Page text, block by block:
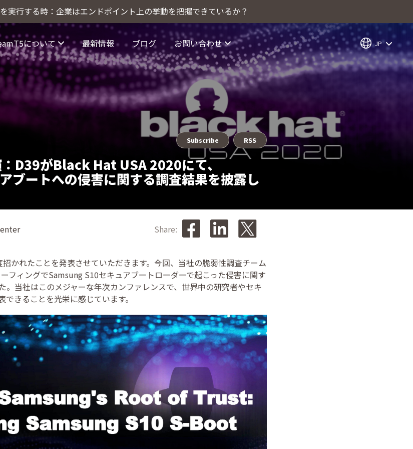
実行する時：企業はエンドポイント上の挙動を把握できているか？
について 最新情報 ブログ お問い合わせ JP
Subscribe RSS
D39がBlack Hat USA 2020にて、
ブートへの侵害に関する調査結果を披露し
Share:
かれたことを発表させていただきます。今回、当社の脆弱性調査チーム
フィングでSamsung S10セキュアブートローダーで起こった侵害に関す
。当社はこのメジャーな年次カンファレンスで、世界中の研究者やセキ
きることを光栄に感じています。